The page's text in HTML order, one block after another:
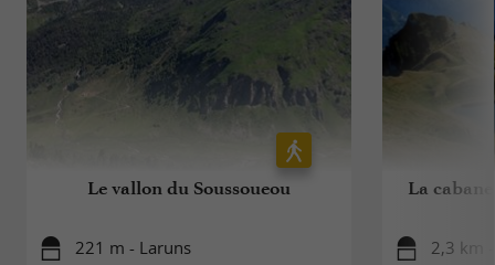
Le vallon du Soussoueou
221 m - Laruns
La
2,3 km